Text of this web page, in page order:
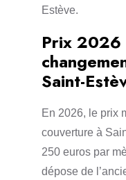
Estève.
Prix 2026
Saint-
En 2026, le prix
couverture à
250 euros par
dépose de